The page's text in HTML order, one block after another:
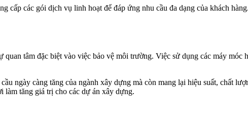
cấp các gói dịch vụ linh hoạt để đáp ứng nhu cầu đa dạng của khách
tâm đặc biệt vào việc bảo vệ môi trường. Việc sử dụng các máy
ngày càng tăng của ngành xây dựng mà còn mang lại hiệu suất, chất
làm tăng giá trị cho các dự án xây dựng.